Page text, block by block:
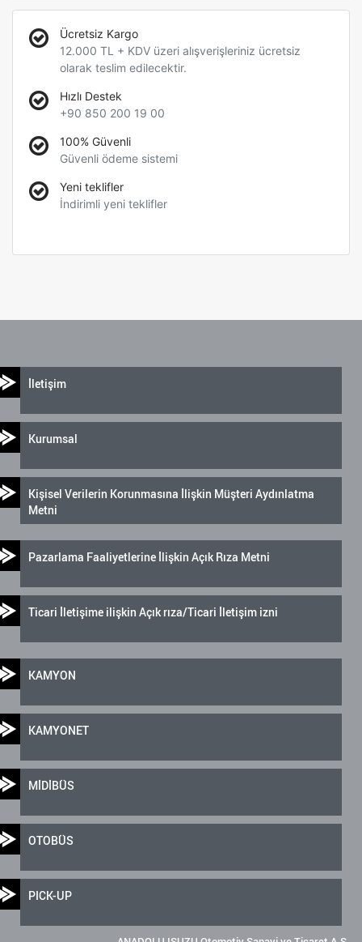
Ücretsiz Kargo
12.000 TL + KDV üzeri alışverişleriniz ücretsiz
olarak teslim edilecektir.
Hızlı Destek
+90 850 200 19 00
100% Güvenli
Güvenli ödeme sistemi
Yeni teklifler
İndirimli yeni teklifler
İletişim
Kurumsal
Kişisel Verilerin Korunmasına İlişkin Müşteri Aydınlatma
Metni
Pazarlama Faaliyetlerine İlişkin Açık Rıza Metni
Ticari İletişime ilişkin Açık rıza/Ticari İletişim izni
KAMYON
KAMYONET
MİDİBÜS
OTOBÜS
PICK-UP